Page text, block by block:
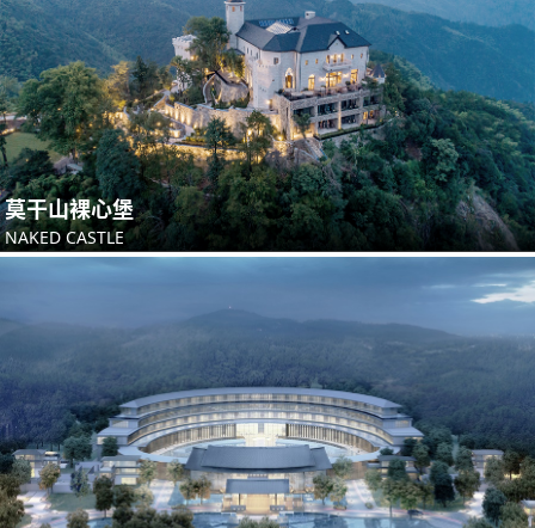
莫干山裸心堡
NAKED CASTLE